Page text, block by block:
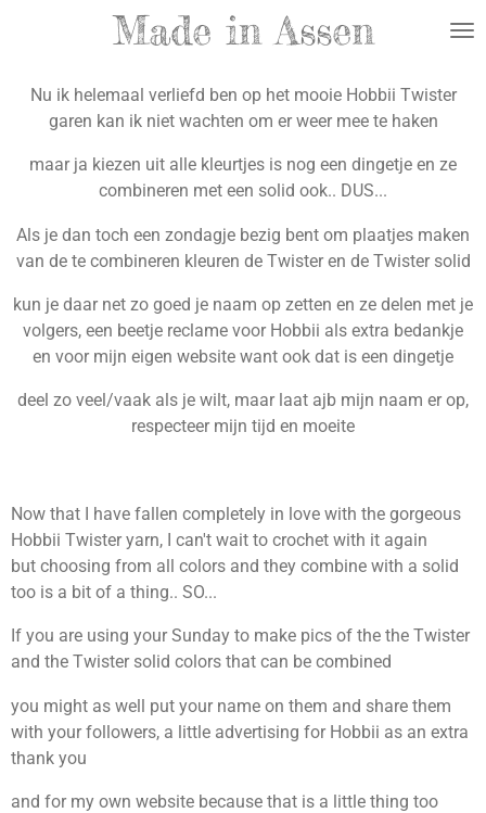
hoofdinhoud
Made in Assen
Nu ik helemaal verliefd ben op het mooie Hobbii Twister
garen kan ik niet wachten om er weer mee te haken
maar ja kiezen uit alle kleurtjes is nog een dingetje en ze
combineren met een solid ook.. DUS...
Als je dan toch een zondagje bezig bent om plaatjes maken
van de te combineren kleuren de Twister en de Twister solid
kun je daar net zo goed je naam op zetten en ze delen met je
volgers, een beetje reclame voor Hobbii als extra bedankje
en voor mijn eigen website want ook dat is een dingetje
deel zo veel/vaak als je wilt, maar laat ajb mijn naam er op,
respecteer mijn tijd en moeite
Now that I have fallen completely in love with the gorgeous
Hobbii Twister yarn, I can't wait to crochet with it again
but choosing from all colors and they combine with a solid
too is a bit of a thing.. SO...
If you are using your Sunday to make pics of the the Twister
and the Twister solid colors that can be combined
you might as well put your name on them and share them
with your followers, a little advertising for Hobbii as an extra
thank you
and for my own website because that is a little thing too